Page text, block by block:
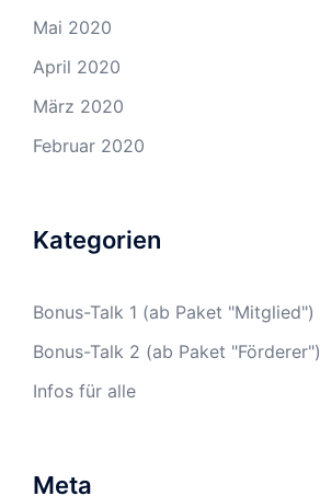
Mai 2020
April 2020
März 2020
Februar 2020
Kategorien
Bonus-Talk 1 (ab Paket "Mitglied")
Bonus-Talk 2 (ab Paket "Förderer")
Infos für alle
Meta